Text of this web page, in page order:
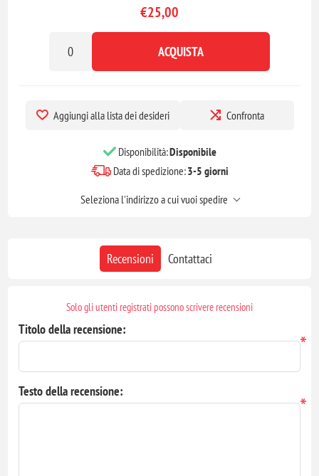
€25,00
ACQUISTA
Aggiungi alla lista dei desideri Confronta
Disponibilità:Disponibile
Data di spedizione:3-5 giorni
Seleziona l'indirizzo a cui vuoi spedire
Recensioni Contattaci
Solo gli utenti registrati possono scrivere recensioni
Titolo della recensione:
*
Testo della recensione:
*